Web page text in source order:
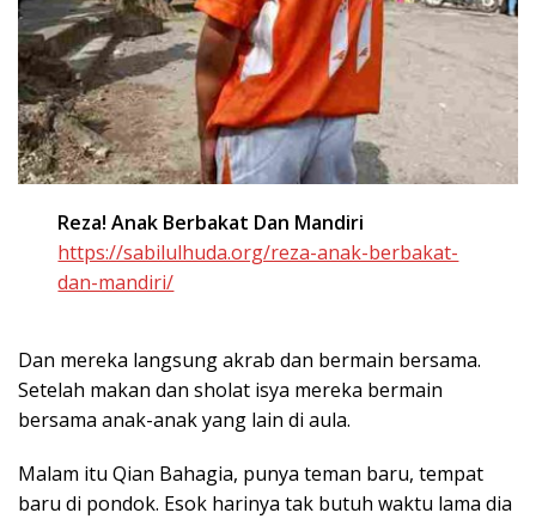
Reza! Anak Berbakat Dan Mandiri
https://sabilulhuda.org/reza-anak-berbakat-
dan-mandiri/
Dan mereka langsung akrab dan bermain bersama.
Setelah makan dan sholat isya mereka bermain
bersama anak-anak yang lain di aula.
Malam itu Qian Bahagia, punya teman baru, tempat
baru di pondok. Esok harinya tak butuh waktu lama dia